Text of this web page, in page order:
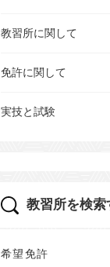
教習所に関して
免許に関して
実技と試験
教習所を検索
希望免許